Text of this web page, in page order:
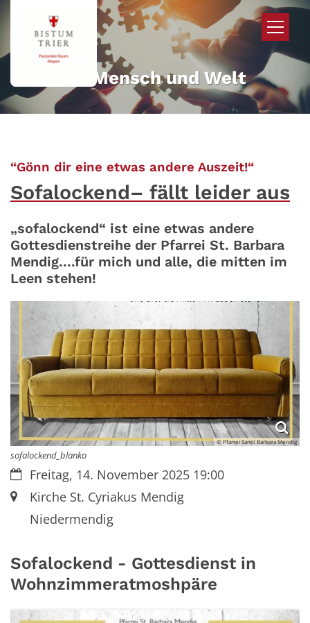
Zum Inhalt springen
Mehr für Mensch und Welt
“Gönn dir eine etwas andere Auszeit!“:
Sofalockend– fällt leider aus
„sofalockend“ ist eine etwas andere
Gottesdienstreihe der Pfarrei St. Barbara
Mendig....für mich und alle, die mitten im
Leen stehen!
© Pfarrei Sankt Barbara Mendig
sofalockend_blanko
Datum:Freitag, 14. November 2025 19:00
Ort:Kirche St. Cyriakus Mendig
Niedermendig
Sofalockend - Gottesdienst in
Wohnzimmeratmoshpäre